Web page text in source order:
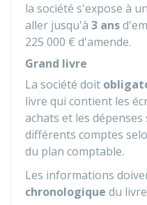
la société s'expose à
aller jusqu'à 3 ans
225 000 € d'amende.
Grand livre
La société doit
livre qui contient les
achats et les
différents comptes
du plan comptable.
Les informations
chronologique du